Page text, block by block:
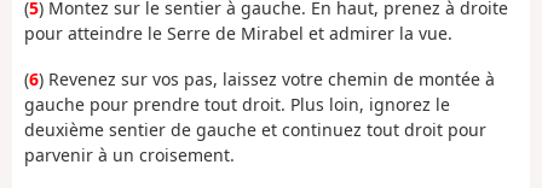
(5) Montez sur le sentier à gauche. En haut, prenez à droite
pour atteindre le Serre de Mirabel et admirer la vue.
(6) Revenez sur vos pas, laissez votre chemin de montée à
gauche pour prendre tout droit. Plus loin, ignorez le
deuxième sentier de gauche et continuez tout droit pour
parvenir à un croisement.